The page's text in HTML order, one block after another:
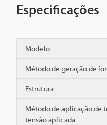
Especificações
Modelo
Método de geração de
Estrutura
Método de aplicação de
tensão aplicada